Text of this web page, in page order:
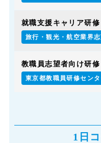
就職支援キャリア研修
旅行・観光・航空業界
教職員志望者向け研修
東京都教職員研修セン
1日